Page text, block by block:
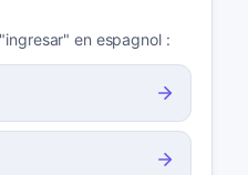
en espagnol :